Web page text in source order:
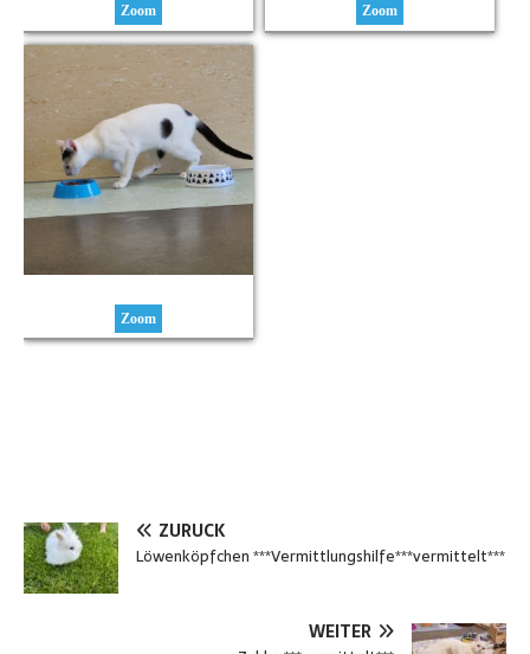
Zoom Zoom
Zoom
ZURÜCK
Löwenköpfchen ***Vermittlungshilfe***vermittelt***
WEITER